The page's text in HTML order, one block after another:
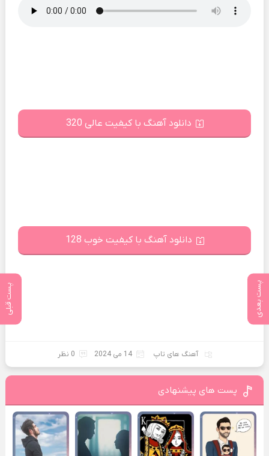
پست بعدی پست قبلی
دانلود آهنگ با کیفیت عالی 320
دانلود آهنگ با کیفیت خوب 128
آهنگ های تاپ 14 می 2024 0 نظر
پست های پیشنهادی